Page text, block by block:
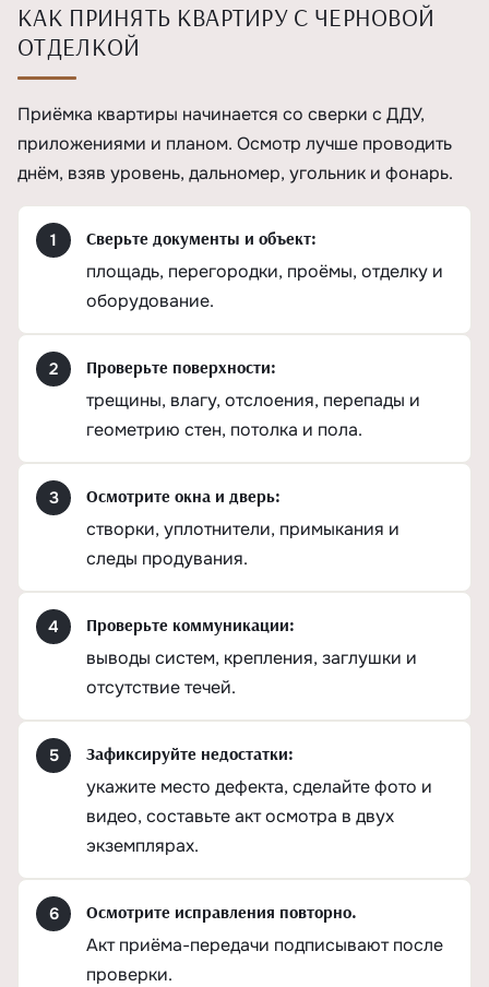
КАК ПРИНЯТЬ КВАРТИРУ С ЧЕРНОВОЙ
ОТДЕЛКОЙ
Приёмка квартиры начинается со сверки с ДДУ,
приложениями и планом. Осмотр лучше проводить
днём, взяв уровень, дальномер, угольник и фонарь.
Сверьте документы и объект:
площадь, перегородки, проёмы, отделку и
оборудование.
Проверьте поверхности:
трещины, влагу, отслоения, перепады и
геометрию стен, потолка и пола.
Осмотрите окна и дверь:
створки, уплотнители, примыкания и
следы продувания.
Проверьте коммуникации:
выводы систем, крепления, заглушки и
отсутствие течей.
Зафиксируйте недостатки:
укажите место дефекта, сделайте фото и
видео, составьте акт осмотра в двух
экземплярах.
Осмотрите исправления повторно.
Акт приёма-передачи подписывают после
проверки.